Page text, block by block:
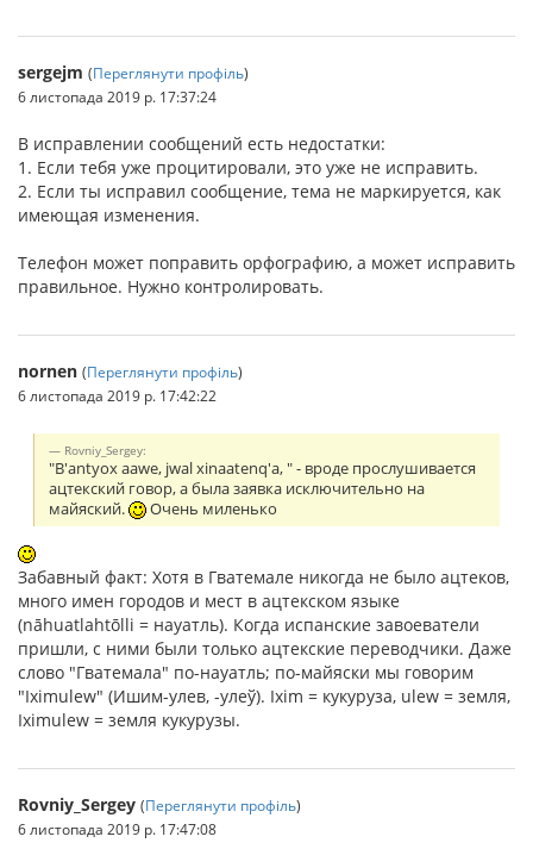
sergejm (Переглянути профіль)
6 листопада 2019 р. 17:37:24
В исправлении сообщений есть недостатки:
1. Если тебя уже процитировали, это уже не исправить.
2. Если ты исправил сообщение, тема не маркируется, как
имеющая изменения.
Телефон может поправить орфографию, а может исправить
правильное. Нужно контролировать.
nornen (Переглянути профіль)
6 листопада 2019 р. 17:42:22
Rovniy_Sergey:
"B'antyox aawe, jwal xinaatenq'a, " - вроде прослушивается
ацтекский говор, а была заявка исключительно на
майяский.
Очень миленько
Забавный факт: Хотя в Гватемале никогда не было ацтеков,
много имен городов и мест в ацтекском языке
(nāhuatlahtōlli = науатль). Когда испанские завоеватели
пришли, с ними были только ацтекские переводчики. Даже
слово "Гватемала" по-науатль; по-майяски мы говорим
"Iximulew" (Ишим-улев, -улеў). Ixim = кукуруза, ulew = земля,
Iximulew = земля кукурузы.
Rovniy_Sergey (Переглянути профіль)
6 листопада 2019 р. 17:47:08